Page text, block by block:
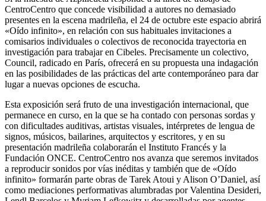
CentroCentro que concede visibilidad a autores no demasiado
presentes en la escena madrileña, el 24 de octubre este espacio abrirá
«Oído infinito», en relación con sus habituales invitaciones a
comisarios individuales o colectivos de reconocida trayectoria en
investigación para trabajar en Cibeles. Precisamente un colectivo,
Council, radicado en París, ofrecerá en su propuesta una indagación
en las posibilidades de las prácticas del arte contemporáneo para dar
lugar a nuevas opciones de escucha.
Esta exposición será fruto de una investigación internacional, que
permanece en curso, en la que se ha contado con personas sordas y
con dificultades auditivas, artistas visuales, intérpretes de lengua de
signos, músicos, bailarines, arquitectos y escritores, y en su
presentación madrileña colaborarán el Instituto Francés y la
Fundación ONCE. CentroCentro nos avanza que seremos invitados
a reproducir sonidos por vías inéditas y también que de «Oído
infinito» formarán parte obras de Tarek Atoui y Alison O’Daniel, así
como mediaciones performativas alumbradas por Valentina Desideri,